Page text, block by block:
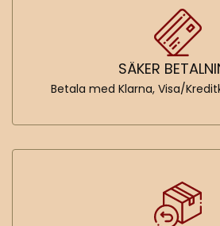
SÄKER
Betala med Klarna, Visa/